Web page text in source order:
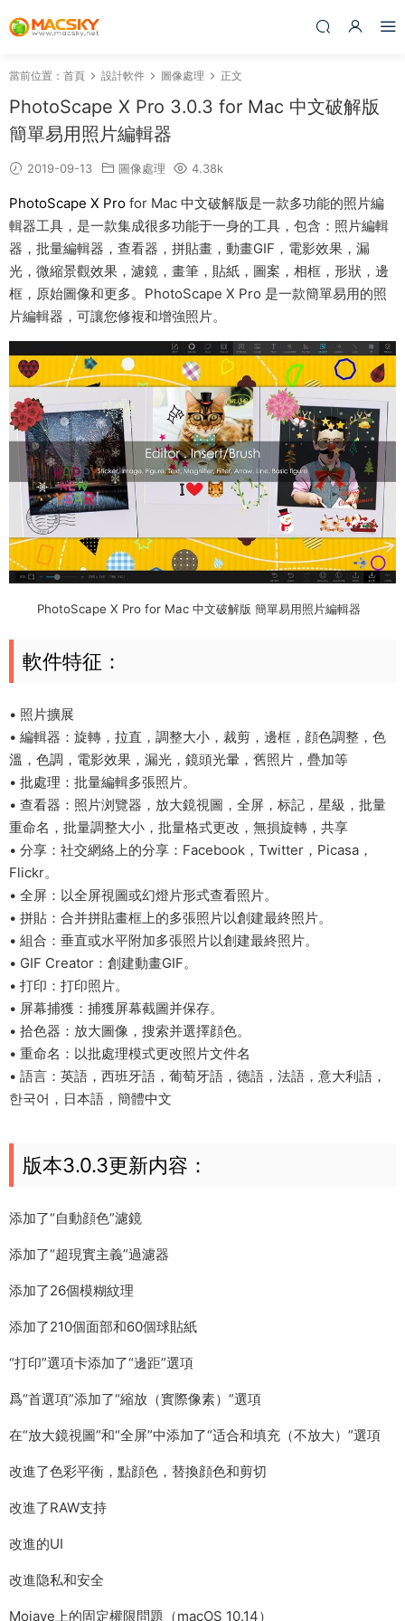
當前位置： 首頁 設計軟件 圖像處理 正文
PhotoScape X Pro 3.0.3 for Mac 中文破解版
簡單易用照片編輯器
2019-09-13 圖像處理 4.38k
PhotoScape X Pro for Mac 中文破解版是一款多功能的照片編
輯器工具，是一款集成很多功能于一身的工具，包含：照片編輯
器，批量編輯器，查看器，拼貼畫，動畫GIF，電影效果，漏
光，微縮景觀效果，濾鏡，畫筆，貼紙，圖案，相框，形狀，邊
框，原始圖像和更多。PhotoScape X Pro 是一款簡單易用的照
片編輯器，可讓您修複和增強照片。
PhotoScape X Pro for Mac 中文破解版 簡單易用照片編輯器
軟件特征：
• 照片擴展
• 編輯器：旋轉，拉直，調整大小，裁剪，邊框，顔色調整，色
溫，色調，電影效果，漏光，鏡頭光暈，舊照片，疊加等
• 批處理：批量編輯多張照片。
• 查看器：照片浏覽器，放大鏡視圖，全屏，标記，星級，批量
重命名，批量調整大小，批量格式更改，無損旋轉，共享
• 分享：社交網絡上的分享：Facebook，Twitter，Picasa，
Flickr。
• 全屏：以全屏視圖或幻燈片形式查看照片。
• 拼貼：合并拼貼畫框上的多張照片以創建最終照片。
• 組合：垂直或水平附加多張照片以創建最終照片。
• GIF Creator：創建動畫GIF。
• 打印：打印照片。
• 屏幕捕獲：捕獲屏幕截圖并保存。
• 拾色器：放大圖像，搜索并選擇顔色。
• 重命名：以批處理模式更改照片文件名
• 語言：英語，西班牙語，葡萄牙語，德語，法語，意大利語，
한국어，日本語，簡體中文
版本3.0.3更新内容：
添加了“自動顔色”濾鏡
添加了“超現實主義”過濾器
添加了26個模糊紋理
添加了210個面部和60個球貼紙
“打印”選項卡添加了“邊距”選項
爲“首選項”添加了“縮放（實際像素）”選項
在“放大鏡視圖”和“全屏”中添加了“适合和填充（不放大）”選項
改進了色彩平衡，點顔色，替換顔色和剪切
改進了RAW支持
改進的UI
改進隐私和安全
Mojave上的固定權限問題（macOS 10.14）